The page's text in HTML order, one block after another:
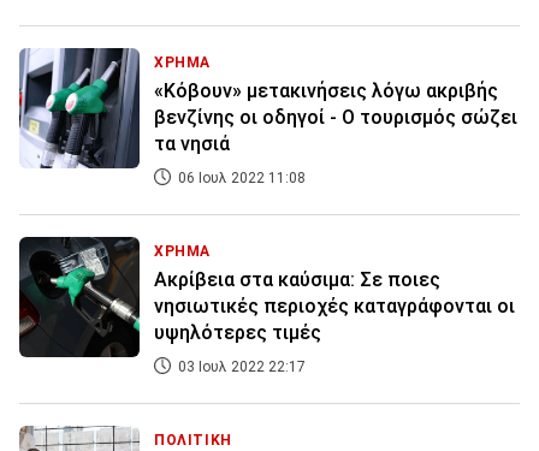
ΧΡΗΜΑ
«Κόβουν» μετακινήσεις λόγω ακριβής
βενζίνης οι οδηγοί - Ο τουρισμός σώζει
τα νησιά
06 Ιουλ 2022 11:08
ΧΡΗΜΑ
Ακρίβεια στα καύσιμα: Σε ποιες
νησιωτικές περιοχές καταγράφονται οι
υψηλότερες τιμές
03 Ιουλ 2022 22:17
ΠΟΛΙΤΙΚΗ